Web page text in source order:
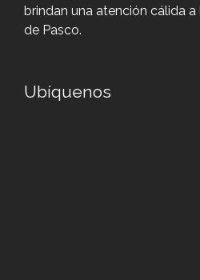
brindan una atención cálida
de Pasco.
Ubíquenos